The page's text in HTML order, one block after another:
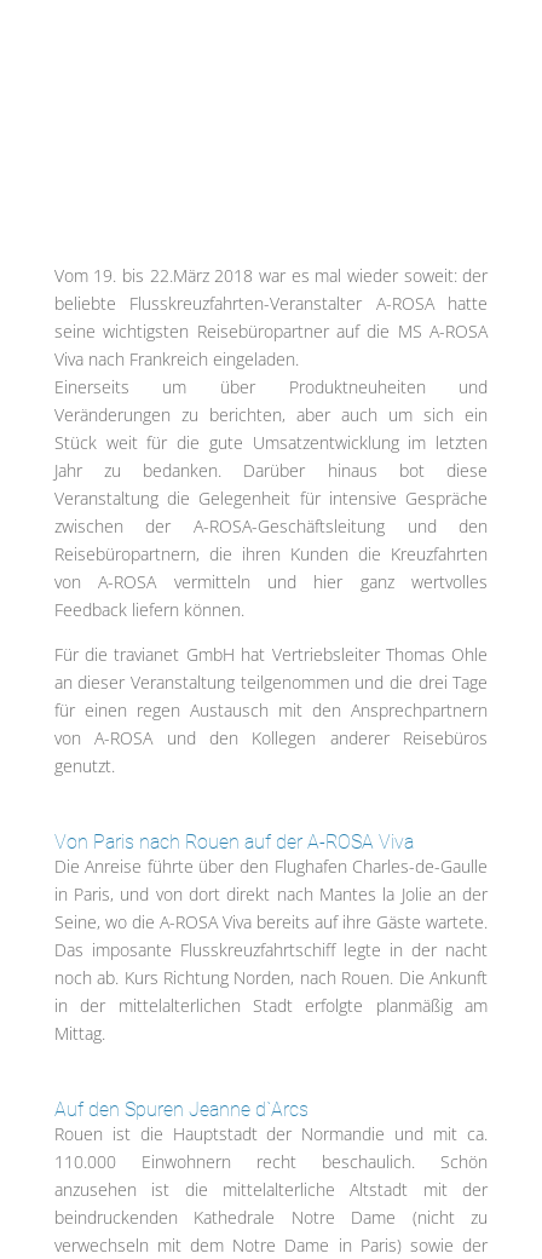
Vom 19. bis 22.März 2018 war es mal wieder soweit: der
beliebte Flusskreuzfahrten-Veranstalter A-ROSA hatte
seine wichtigsten Reisebüropartner auf die MS A-ROSA
Viva nach Frankreich eingeladen.
Einerseits um über Produktneuheiten und
Veränderungen zu berichten, aber auch um sich ein
Stück weit für die gute Umsatzentwicklung im letzten
Jahr zu bedanken. Darüber hinaus bot diese
Veranstaltung die Gelegenheit für intensive Gespräche
zwischen der A-ROSA-Geschäftsleitung und den
Reisebüropartnern, die ihren Kunden die Kreuzfahrten
von A-ROSA vermitteln und hier ganz wertvolles
Feedback liefern können.
Für die travianet GmbH hat Vertriebsleiter Thomas Ohle
an dieser Veranstaltung teilgenommen und die drei Tage
für einen regen Austausch mit den Ansprechpartnern
von A-ROSA und den Kollegen anderer Reisebüros
genutzt.
Von Paris nach Rouen auf der A-ROSA Viva
Die Anreise führte über den Flughafen Charles-de-Gaulle
in Paris, und von dort direkt nach Mantes la Jolie an der
Seine, wo die A-ROSA Viva bereits auf ihre Gäste wartete.
Das imposante Flusskreuzfahrtschiff legte in der nacht
noch ab. Kurs Richtung Norden, nach Rouen. Die Ankunft
in der mittelalterlichen Stadt erfolgte planmäßig am
Mittag.
Auf den Spuren Jeanne d`Arcs
Rouen ist die Hauptstadt der Normandie und mit ca.
110.000 Einwohnern recht beschaulich. Schön
anzusehen ist die mittelalterliche Altstadt mit der
beindruckenden Kathedrale Notre Dame (nicht zu
verwechseln mit dem Notre Dame in Paris) sowie der